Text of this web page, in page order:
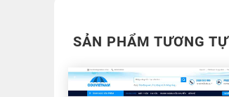
SẢN PHẨM TƯƠNG TỰ